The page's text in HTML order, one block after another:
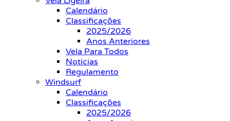
Calendário
Classificações
2025/2026
Anos Anteriores
Vela Para Todos
Notícias
Regulamento
Windsurf
Calendário
Classificações
2025/2026